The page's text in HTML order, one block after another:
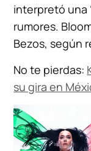
interpretó una
rumores.
Bezos, según
No te pierdas:
su gira en